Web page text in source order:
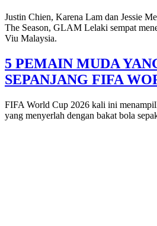
Justin Chien, Karena Lam dan Jessie
The Season, GLAM Lelaki sempat
Viu Malaysia.
5 PEMAIN MUDA
SEPANJANG FIFA
FIFA World Cup 2026 kali ini
yang menyerlah dengan bakat bola